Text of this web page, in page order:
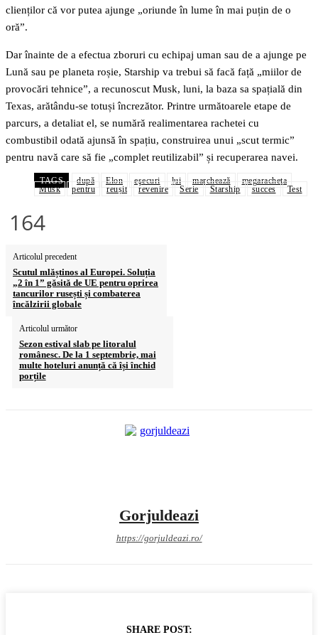
clienților că vor putea ajunge „oriunde în lume în mai puțin de o
oră”.
Dar înainte de a efectua zboruri cu echipaj uman sau de a ajunge pe
Lună sau pe planeta roșie, Starship va trebui să facă față „miilor de
provocări tehnice”, a recunoscut Musk, luni, la baza sa spațială din
Texas, arătându-se totuși încrezător. Printre următoarele etape de
parcurs, a detaliat el, se numără realimentarea rachetei cu
combustibil odată ajunsă în spațiu, construirea unui „scut termic”
pentru navă care să fie „complet reutilizabil” și recuperarea navei.
TAGS după Elon eşecuri lui marchează
megaracheta
Musk
pentru reușit revenire Serie Starship succes Test
164
Articolul precedent
Scutul mlăștinos al Europei. Soluția
„2 în 1” găsită de UE pentru oprirea
tancurilor rusești și combaterea
încălzirii globale
Articolul următor
Sezon estival slab pe litoralul
românesc. De la 1 septembrie, mai
multe hoteluri anunță că își închid
porțile
Gorjuldeazi
https://gorjuldeazi.ro/
SHARE POST: